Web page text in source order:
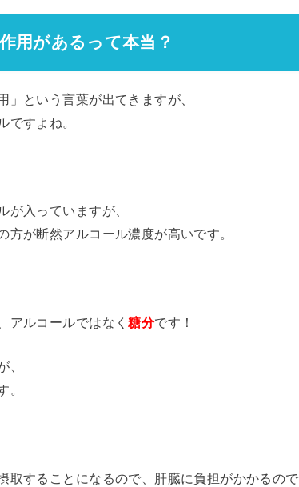
用があるって本当？
という言葉が出てきますが、
ですよね。
が入っていますが、
が断然アルコール濃度が高いです。
アルコールではなく糖分です！
、
。
取することになるので、肝臓に負担がかかるので